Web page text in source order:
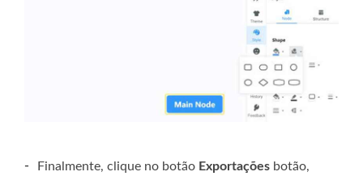
- Finalmente, clique no botão Exportações botão,